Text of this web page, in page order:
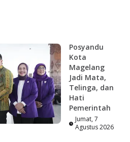
Posyandu
Kota
Magelang
Jadi Mata,
Telinga, dan
Hati
Pemerintah
Jumat, 7
Agustus 2026